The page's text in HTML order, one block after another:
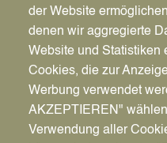
der Website
denen wir aggregierte
Website und Statistiken
Cookies, die zur
Werbung verwendet
AKZEPTIEREN"
Verwendung aller